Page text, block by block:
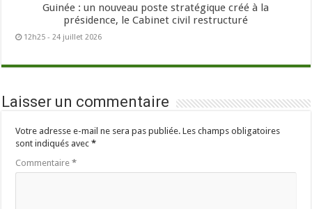
Guinée : un nouveau poste stratégique créé à la
présidence, le Cabinet civil restructuré
12h25 - 24 juillet 2026
Laisser un commentaire
Votre adresse e-mail ne sera pas publiée. Les champs obligatoires
sont indiqués avec*
Commentaire*